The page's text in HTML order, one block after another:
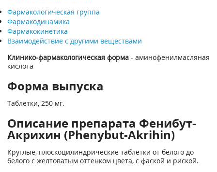
Фармакологическая группа
Фармакодинамика
Фармакокинетика
Взаимодействие с другими веществами
Клинико-фармакологическая форма - аминофенилмасляная
кислота
Форма выпуска
Таблетки, 250 мг.
Описание препарата Фенибут-
Акрихин (Phenybut-Akrihin)
Круглые, плоскоцилиндрические таблетки от белого до
белого с желтоватым оттенком цвета, с фаской и риской.